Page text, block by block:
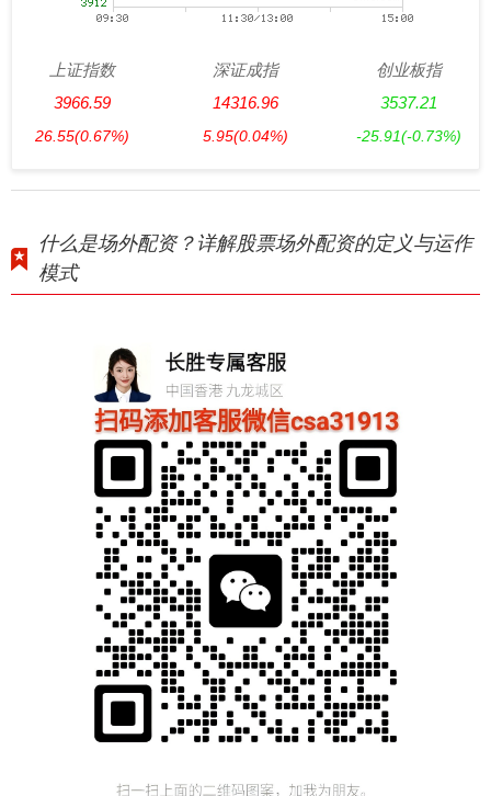
上证指数
3966.59
26.55(0.67%)
深证成指
14316.96
5.95(0.04%)
创业板指
3537.21
-25.91(-0.73%)
什么是场外配资？详解股票场外配资的定义与运作
模式